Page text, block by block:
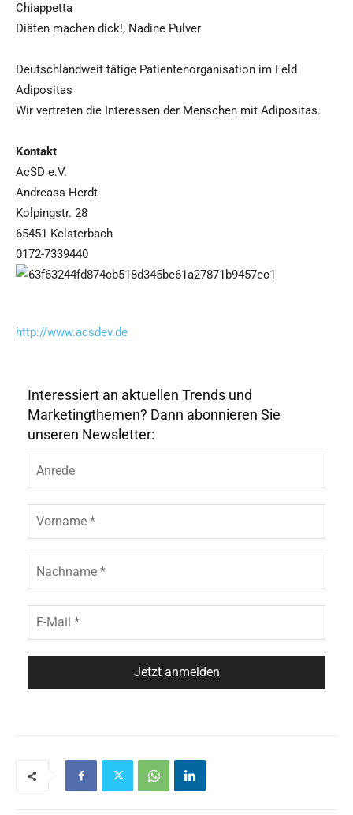
Chiappetta
Diäten machen dick!, Nadine Pulver
Deutschlandweit tätige Patientenorganisation im Feld
Adipositas
Wir vertreten die Interessen der Menschen mit Adipositas.
Kontakt
AcSD e.V.
Andreass Herdt
Kolpingstr. 28
65451 Kelsterbach
0172-7339440
http://www.acsdev.de
Interessiert an aktuellen Trends und
Marketingthemen? Dann abonnieren Sie
unseren Newsletter: